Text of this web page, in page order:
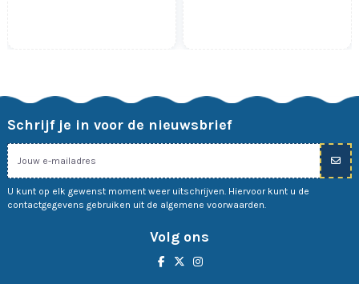
Schrijf je in voor de nieuwsbrief
U kunt op elk gewenst moment weer uitschrijven. Hiervoor kunt u de
contactgegevens gebruiken uit de algemene voorwaarden.
Volg ons